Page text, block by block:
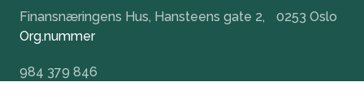
Finansnæringens Hus, Hansteens gate 2, 0253 Oslo
Org.nummer
984 379 846